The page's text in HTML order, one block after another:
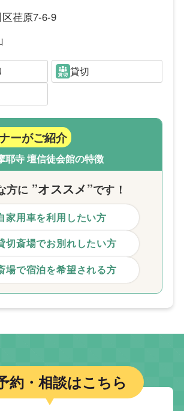
荏原7-6-9
貸切
ーがご紹介
耶寺 壇信徒会館の特徴
方に ”オススメ”です！
家用車を利用したい方
切斎場でお別れしたい方
場で宿泊を希望される方
約・相談はこちら